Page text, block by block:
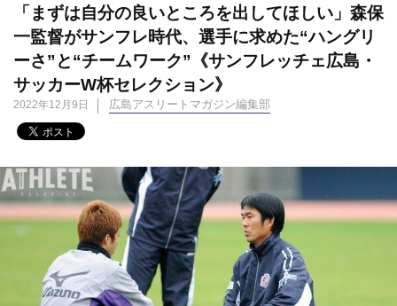
「まずは自分の良いところを出してほしい」森保
一監督がサンフレ時代、選手に求めた“ハングリ
ーさ”と“チームワーク”《サンフレッチェ広島・
サッカーW杯セレクション》
2022年12月9日 広島アスリートマガジン編集部